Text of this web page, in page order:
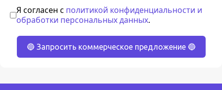
Я согласен с политикой конфиденциальности и
обработки персональных данных.
🔵 Запросить коммерческое предложение 🔵